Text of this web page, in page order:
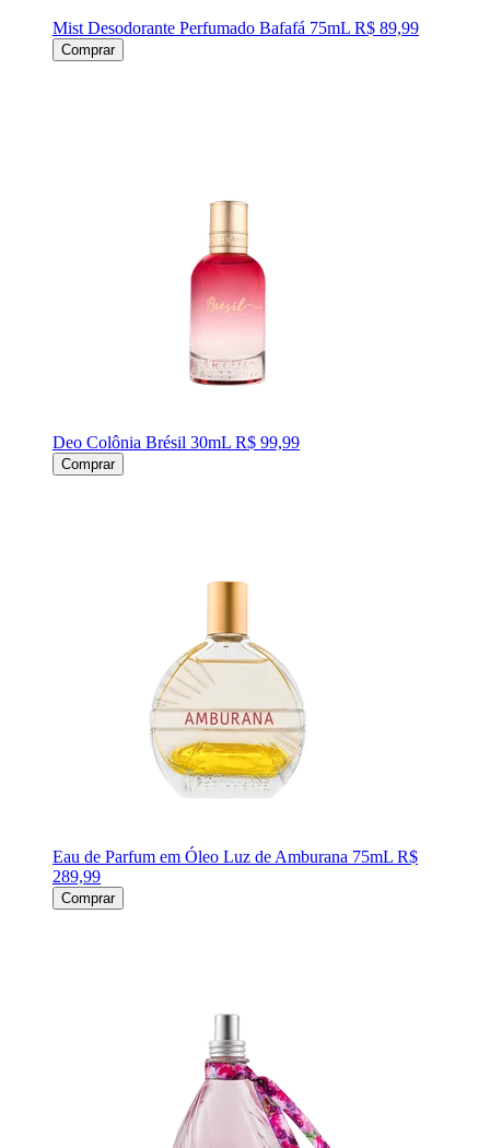
Mist Desodorante Perfumado Bafafá 75mL R$ 89,99
Comprar
Deo Colônia Brésil 30mL R$ 99,99
Comprar
Eau de Parfum em Óleo Luz de Amburana 75mL R$
289,99
Comprar